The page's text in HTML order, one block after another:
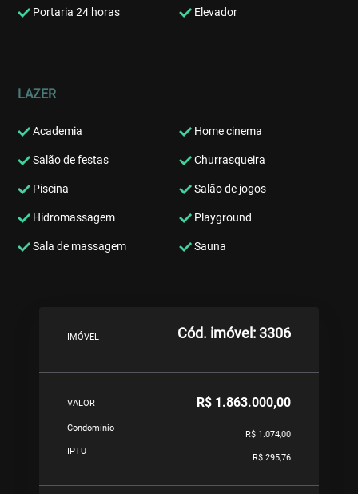
Portaria 24 horas Elevador
LAZER
Academia Home cinema
Salão de festas Churrasqueira
Piscina Salão de jogos
Hidromassagem Playground
Sala de massagem Sauna
IMÓVEL Cód. imóvel: 3306
VALOR R$ 1.863.000,00
Condomínio
R$ 1.074,00
IPTU
R$ 295,76